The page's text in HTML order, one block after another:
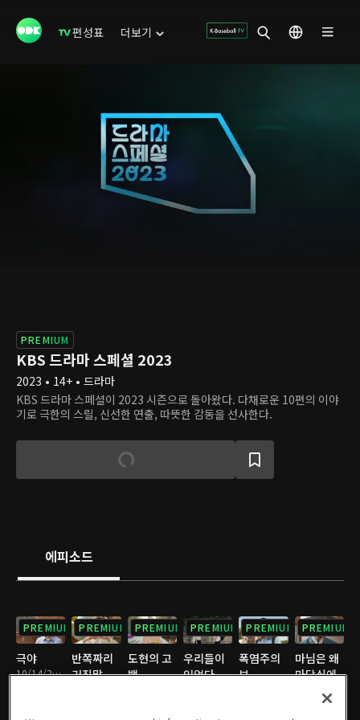
편성표 더보기
PREMIUM
KBS 드라마 스페셜 2023
2023 • 14+ • 드라마
KBS 드라마 스페셜이 2023 시즌으로 돌아왔다. 다채로운 10편의 이야
기로 극한의 스릴, 신선한 연출, 따뜻한 감동을 선사한다.
에피소드
PREMIUM
극야
10/14/2023 • 1시간 6분
PREMIUM
반쪽짜리
거짓말
PREMIUM
도현의 고
백
PREMIUM
우리들이
있었다
PREMIUM
폭염주의
보
PREMIUM
마님은 왜
마당쇠에
게 고기를
주었나 11/18/2023 • 1시간